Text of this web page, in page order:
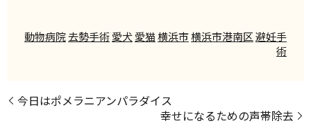
動物病院去勢手術愛犬愛猫横浜市横浜市港南区避妊手
術
今日はポメラニアンパラダイス
幸せになるための声帯除去